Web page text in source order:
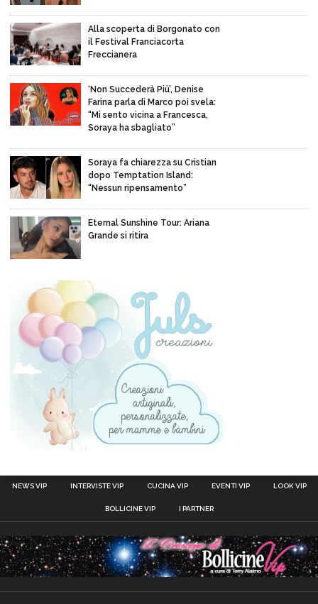
Alla scoperta di Borgonato con
il Festival Franciacorta
Freccianera
‘Non Succederà Più’, Denise
Farina parla di Marco poi svela:
“Mi sento vicina a Francesca,
Soraya ha sbagliato”
Soraya fa chiarezza su Cristian
dopo Temptation Island:
“Nessun ripensamento”
Eternal Sunshine Tour: Ariana
Grande si ritira
NEWS VIP INTERVISTE VIP CUCINA VIP EVENTI VIP LOOK VIP
BOLLICINE VIP I PARTNER